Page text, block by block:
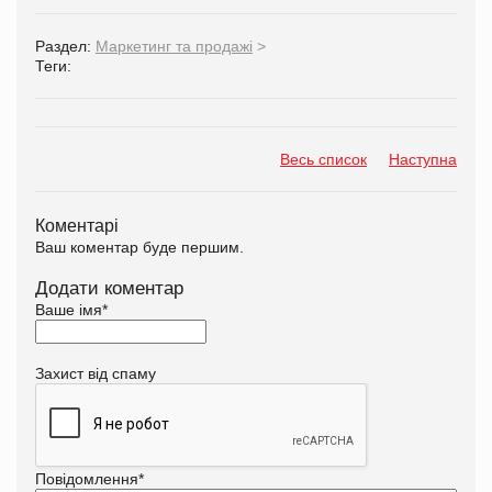
Раздел: Маркетинг та продажі >
Теги:
Весь список Наступна
Коментарі
Ваш коментар буде першим.
Додати коментар
Ваше імя*
Захист від спаму
Повідомлення*